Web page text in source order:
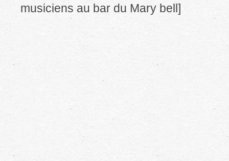
musiciens au bar du Mary bell]